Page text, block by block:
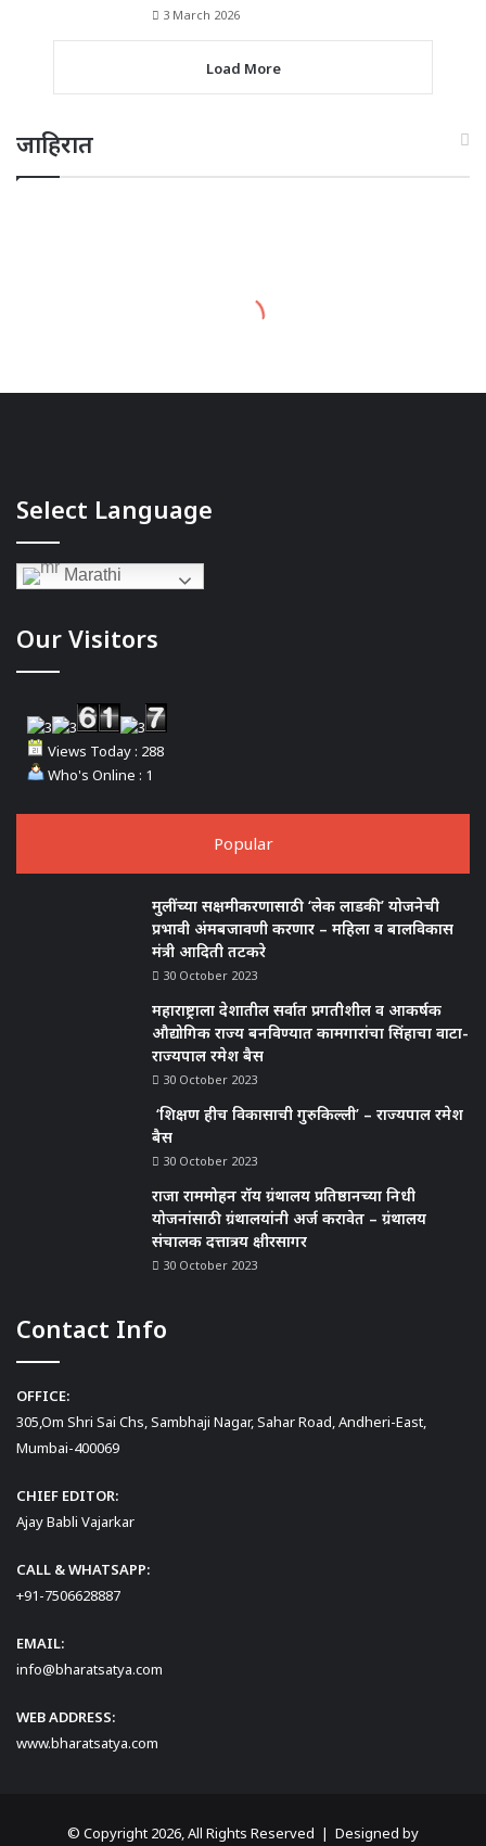
3 March 2026
Load More
जाहिरात
Select Language
Marathi
Our Visitors
Views Today : 288
Who's Online : 1
Popular
मुलींच्या सक्षमीकरणासाठी ‘लेक लाडकी’ योजनेची
प्रभावी अंमबजावणी करणार – महिला व बालविकास
मंत्री आदिती तटकरे
30 October 2023
महाराष्ट्राला देशातील सर्वात प्रगतीशील व आकर्षक
औद्योगिक राज्य बनविण्यात कामगारांचा सिंहाचा वाटा-
राज्यपाल रमेश बैस
30 October 2023
‘शिक्षण हीच विकासाची गुरुकिल्ली’ – राज्यपाल रमेश
बैस
30 October 2023
राजा राममोहन रॉय ग्रंथालय प्रतिष्ठानच्या निधी
योजनांसाठी ग्रंथालयांनी अर्ज करावेत – ग्रंथालय
संचालक दत्तात्रय क्षीरसागर
30 October 2023
Contact Info
OFFICE:
305,Om Shri Sai Chs, Sambhaji Nagar, Sahar Road, Andheri-East,
Mumbai-400069
CHIEF EDITOR:
Ajay Babli Vajarkar
CALL & WHATSAPP:
+91-7506628887
EMAIL:
info@bharatsatya.com
WEB ADDRESS:
www.bharatsatya.com
© Copyright 2026, All Rights Reserved | Designed by